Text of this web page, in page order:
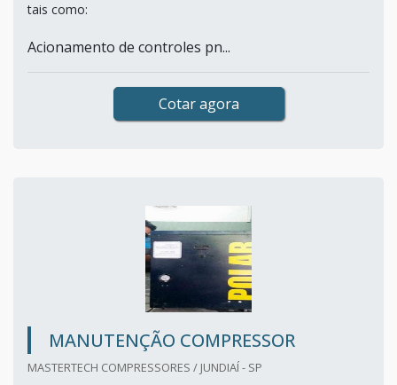
tais como:
Acionamento de controles pn...
Cotar agora
MANUTENÇÃO COMPRESSOR
MASTERTECH COMPRESSORES / JUNDIAÍ - SP